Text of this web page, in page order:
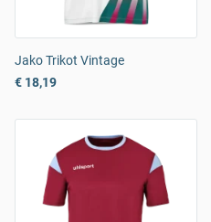
Jako Trikot Vintage
€ 18,19